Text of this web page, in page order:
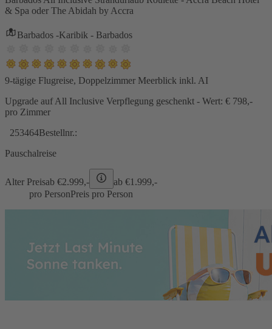
& Spa oder The Abidah by Accra
Barbados -Karibik - Barbados
9-tägige Flugreise, Doppelzimmer Meerblick inkl. AI
Upgrade auf All Inclusive Verpflegung geschenkt - Wert: € 798,-
pro Zimmer
253464Bestellnr.:
Pauschalreise
Alter Preisab €2.999,- ab €1.999,-
pro PersonPreis pro Person